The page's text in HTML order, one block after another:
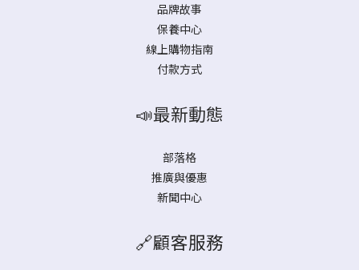
品牌故事
保養中心
線上購物指南
付款方式
📣最新動態
部落格
推廣與優惠
新聞中心
🔗顧客服務